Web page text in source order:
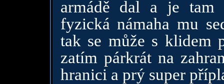
armádě dal a je tam
fyzická námaha mu
tak se může s klidem
zatím párkrát na
hranici a prý super